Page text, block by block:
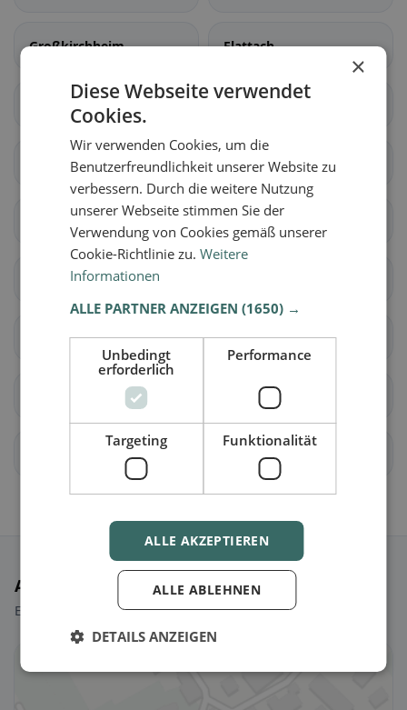
Großkirchheim Flattach
Gmünd in Kärnten Greifenburg
Heiligenblut am
Großglockner
Irschen
Kleblach-Lind Lendorf
Mallnitz
Millstatt am See Mörtschach
Obervellach
Rangersdorf
Ausgewählte Restaurants
Ein paar Picks, um sofort loszulegen.
×
Diese Webseite verwendet
Cookies.
Wir verwenden Cookies, um die
Benutzerfreundlichkeit unserer Website zu
verbessern. Durch die weitere Nutzung
unserer Webseite stimmen Sie der
Verwendung von Cookies gemäß unserer
Cookie-Richtlinie zu.Weitere
Informationen
ALLE PARTNER ANZEIGEN(1650) →
Unbedingt
erforderlich
Performance
Targeting Funktionalität
ALLE AKZEPTIEREN
ALLE ABLEHNEN
DETAILS ANZEIGEN